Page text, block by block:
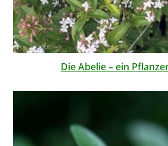
Die Abelie – ein